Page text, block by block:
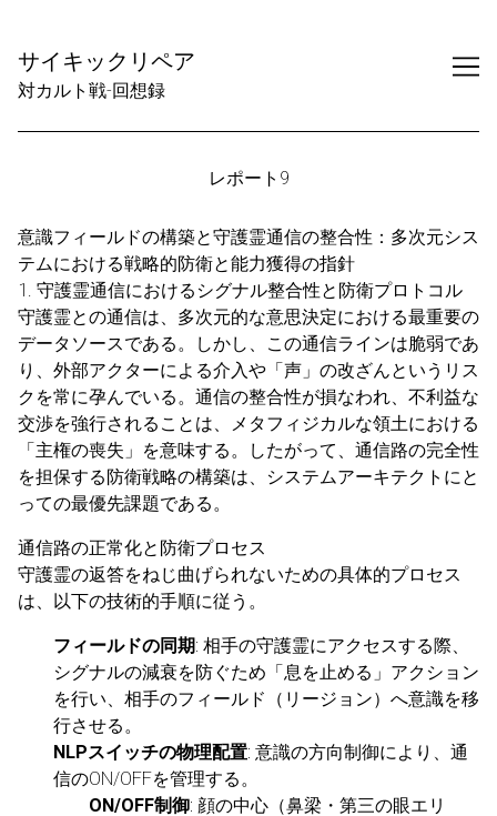
Content
サイキックリペア
対カルト戦-回想録
レポート9
意識フィールドの構築と守護霊通信の整合性：多次元シス
テムにおける戦略的防衛と能力獲得の指針
1. 守護霊通信におけるシグナル整合性と防衛プロトコル
守護霊との通信は、多次元的な意思決定における最重要の
データソースである。しかし、この通信ラインは脆弱であ
り、外部アクターによる介入や「声」の改ざんというリス
クを常に孕んでいる。通信の整合性が損なわれ、不利益な
交渉を強行されることは、メタフィジカルな領土における
「主権の喪失」を意味する。したがって、通信路の完全性
を担保する防衛戦略の構築は、システムアーキテクトにと
っての最優先課題である。
通信路の正常化と防衛プロセス
守護霊の返答をねじ曲げられないための具体的プロセス
は、以下の技術的手順に従う。
フィールドの同期: 相手の守護霊にアクセスする際、
シグナルの減衰を防ぐため「息を止める」アクション
を行い、相手のフィールド（リージョン）へ意識を移
行させる。
NLPスイッチの物理配置: 意識の方向制御により、通
信のON/OFFを管理する。
ON/OFF制御: 顔の中心（鼻梁・第三の眼エリ